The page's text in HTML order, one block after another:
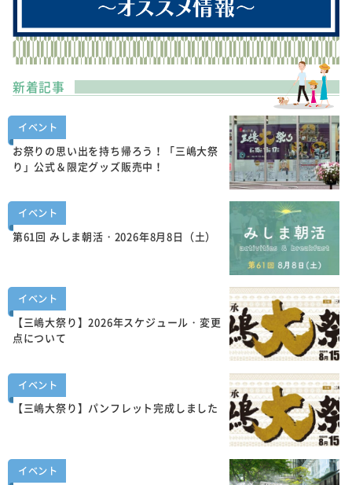
新着記事
イベント
お祭りの思い出を持ち帰ろう！「三嶋大祭
り」公式＆限定グッズ販売中！
イベント
第61回 みしま朝活・2026年8月8日（土）
イベント
【三嶋大祭り】2026年スケジュール・変更
点について
イベント
【三嶋大祭り】パンフレット完成しました
イベント